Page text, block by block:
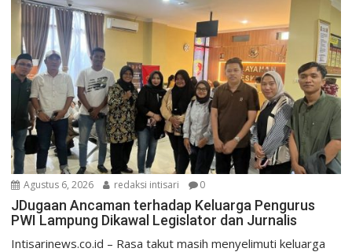
Agustus 6, 2026 redaksi intisari 0
JDugaan Ancaman terhadap Keluarga Pengurus
PWI Lampung Dikawal Legislator dan Jurnalis
Intisarinews.co.id – Rasa takut masih menyelimuti keluarga